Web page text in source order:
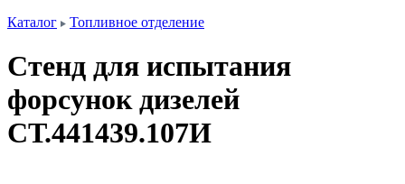
Каталог
Топливное отделение
Стенд для испытания
форсунок дизелей
СТ.441439.107И